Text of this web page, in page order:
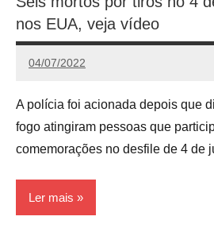
nos EUA, veja vídeo
04/07/2022
Redação
A polícia foi acionada depois que
fogo atingiram pessoas que
comemorações no desfile de 4 de
Ler mais